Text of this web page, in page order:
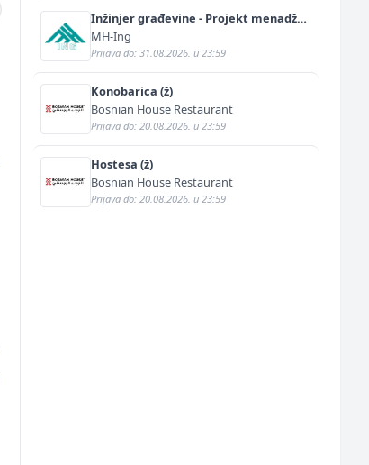
Inžinjer građevine - Projekt menadžer
(m/ž)
MH-Ing
Prijava do: 31.08.2026. u 23:59
Konobarica (ž)
Bosnian House Restaurant
Prijava do: 20.08.2026. u 23:59
Hostesa (ž)
Bosnian House Restaurant
Prijava do: 20.08.2026. u 23:59